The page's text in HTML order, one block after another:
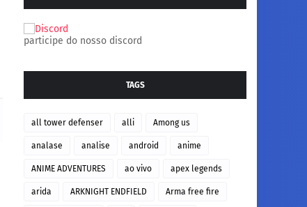
participe do nosso discord
TAGS
all tower defenser alli Among us
analase analise android anime
ANIME ADVENTURES ao vivo apex legends
arida ARKNIGHT ENDFIELD Arma free fire